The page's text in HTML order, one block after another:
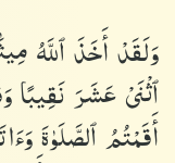
وَلَقَدْأَخَذَٱللَّهُ
ٱثْنَىْعَشَرَنَقِيبًا
أَقَمْتُمُٱلصَّلَوٰةَ